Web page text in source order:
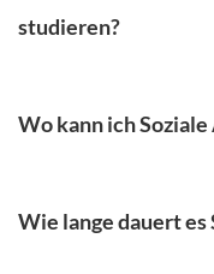
studieren?
Wo kann ich
Wie lange dauert